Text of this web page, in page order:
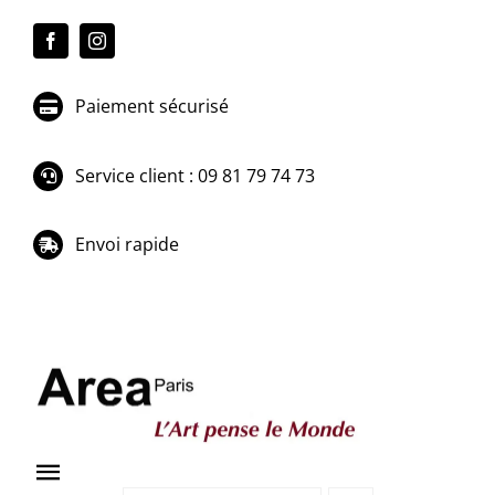
Paiement sécurisé
Service client : 09 81 79 74 73
Envoi rapide